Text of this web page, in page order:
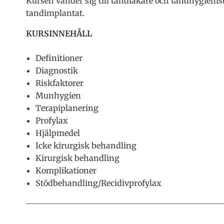
tandimplantat.
KURSINNEHÅLL
Definitioner
Diagnostik
Riskfaktorer
Munhygien
Terapiplanering
Profylax
Hjälpmedel
Icke kirurgisk behandling
Kirurgisk behandling
Komplikationer
Stödbehandling/Recidivprofylax